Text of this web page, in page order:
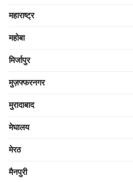
महाराष्ट्र
महोबा
मिर्जापुर
मुज़फ्फरनगर
मुरादाबाद
मेघालय
मेरठ
मैनपुरी